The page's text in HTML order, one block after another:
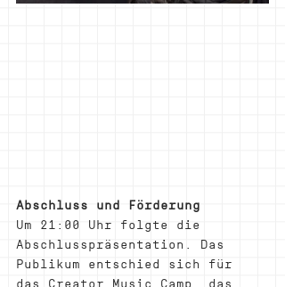
Abschluss und Förderung
Um 21:00 Uhr folgte die
Abschlusspräsentation. Das
Publikum entschied sich für
das Creator Music Camp, das